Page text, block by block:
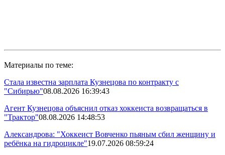
Материалы по теме:
Стала известна зарплата Кузнецова по контракту с
"Сибирью"08.08.2026 16:39:43
Агент Кузнецова объяснил отказ хоккеиста возвращаться в
"Трактор"08.08.2026 14:48:53
Александрова: "Хоккеист Вовченко пьяным сбил женщину и
ребёнка на гидроцикле"19.07.2026 08:59:24